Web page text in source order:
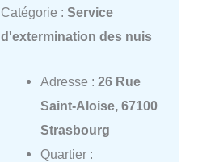
Catégorie : Service
d'extermination des nuis
Adresse : 26 Rue
Saint-Aloise, 67100
Strasbourg
Quartier :